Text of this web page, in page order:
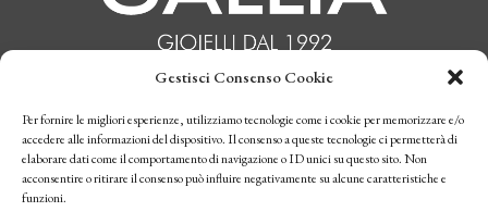
Gestisci Consenso Cookie
Per fornire le migliori esperienze, utilizziamo tecnologie come i cookie per memorizzare e/o
accedere alle informazioni del dispositivo. Il consenso a queste tecnologie ci permetterà di
elaborare dati come il comportamento di navigazione o ID unici su questo sito. Non
acconsentire o ritirare il consenso può influire negativamente su alcune caratteristiche e
funzioni.
INFORMATIVA PRIVACY
CONDIZIONI DI VENDITA